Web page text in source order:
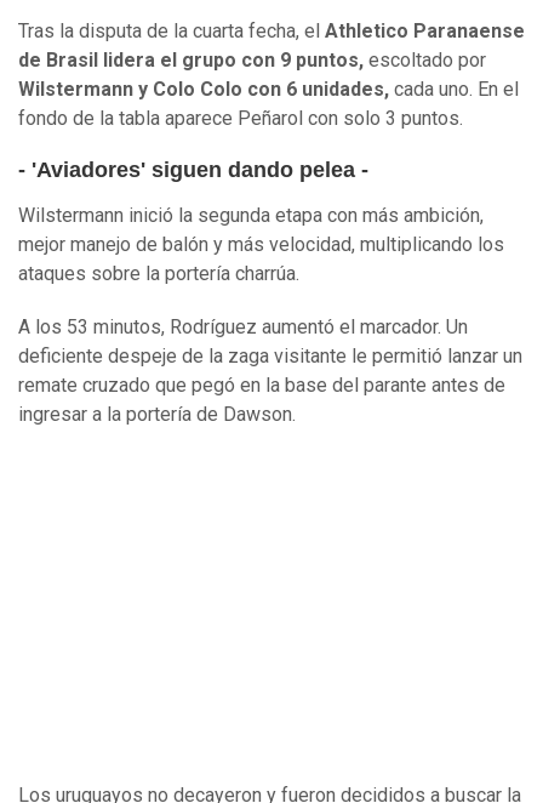
Tras la disputa de la cuarta fecha, el Athletico Paranaense
de Brasil lidera el grupo con 9 puntos, escoltado por
Wilstermann y Colo Colo con 6 unidades, cada uno. En el
fondo de la tabla aparece Peñarol con solo 3 puntos.
- 'Aviadores' siguen dando pelea -
Wilstermann inició la segunda etapa con más ambición,
mejor manejo de balón y más velocidad, multiplicando los
ataques sobre la portería charrúa.
A los 53 minutos, Rodríguez aumentó el marcador. Un
deficiente despeje de la zaga visitante le permitió lanzar un
remate cruzado que pegó en la base del parante antes de
ingresar a la portería de Dawson.
Los uruguayos no decayeron y fueron decididos a buscar la